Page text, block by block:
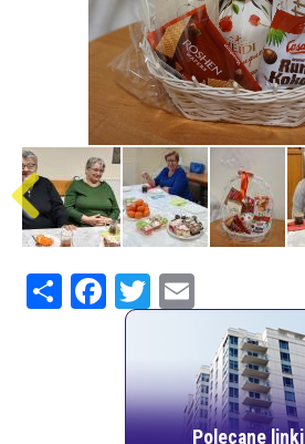
ShareFacebook
Twitter
Polecane linki